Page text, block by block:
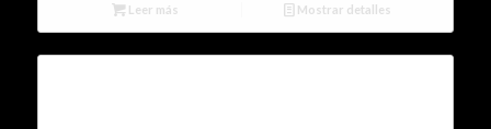
Leer más Mostrar detalles